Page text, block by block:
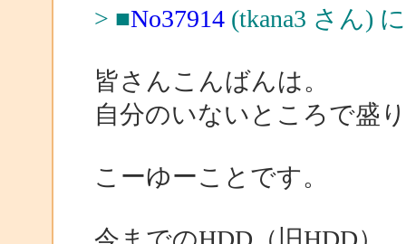
> ■No37914(tkana3 さん)
皆さんこんばんは。
自分のいないところで盛
こーゆーことです。